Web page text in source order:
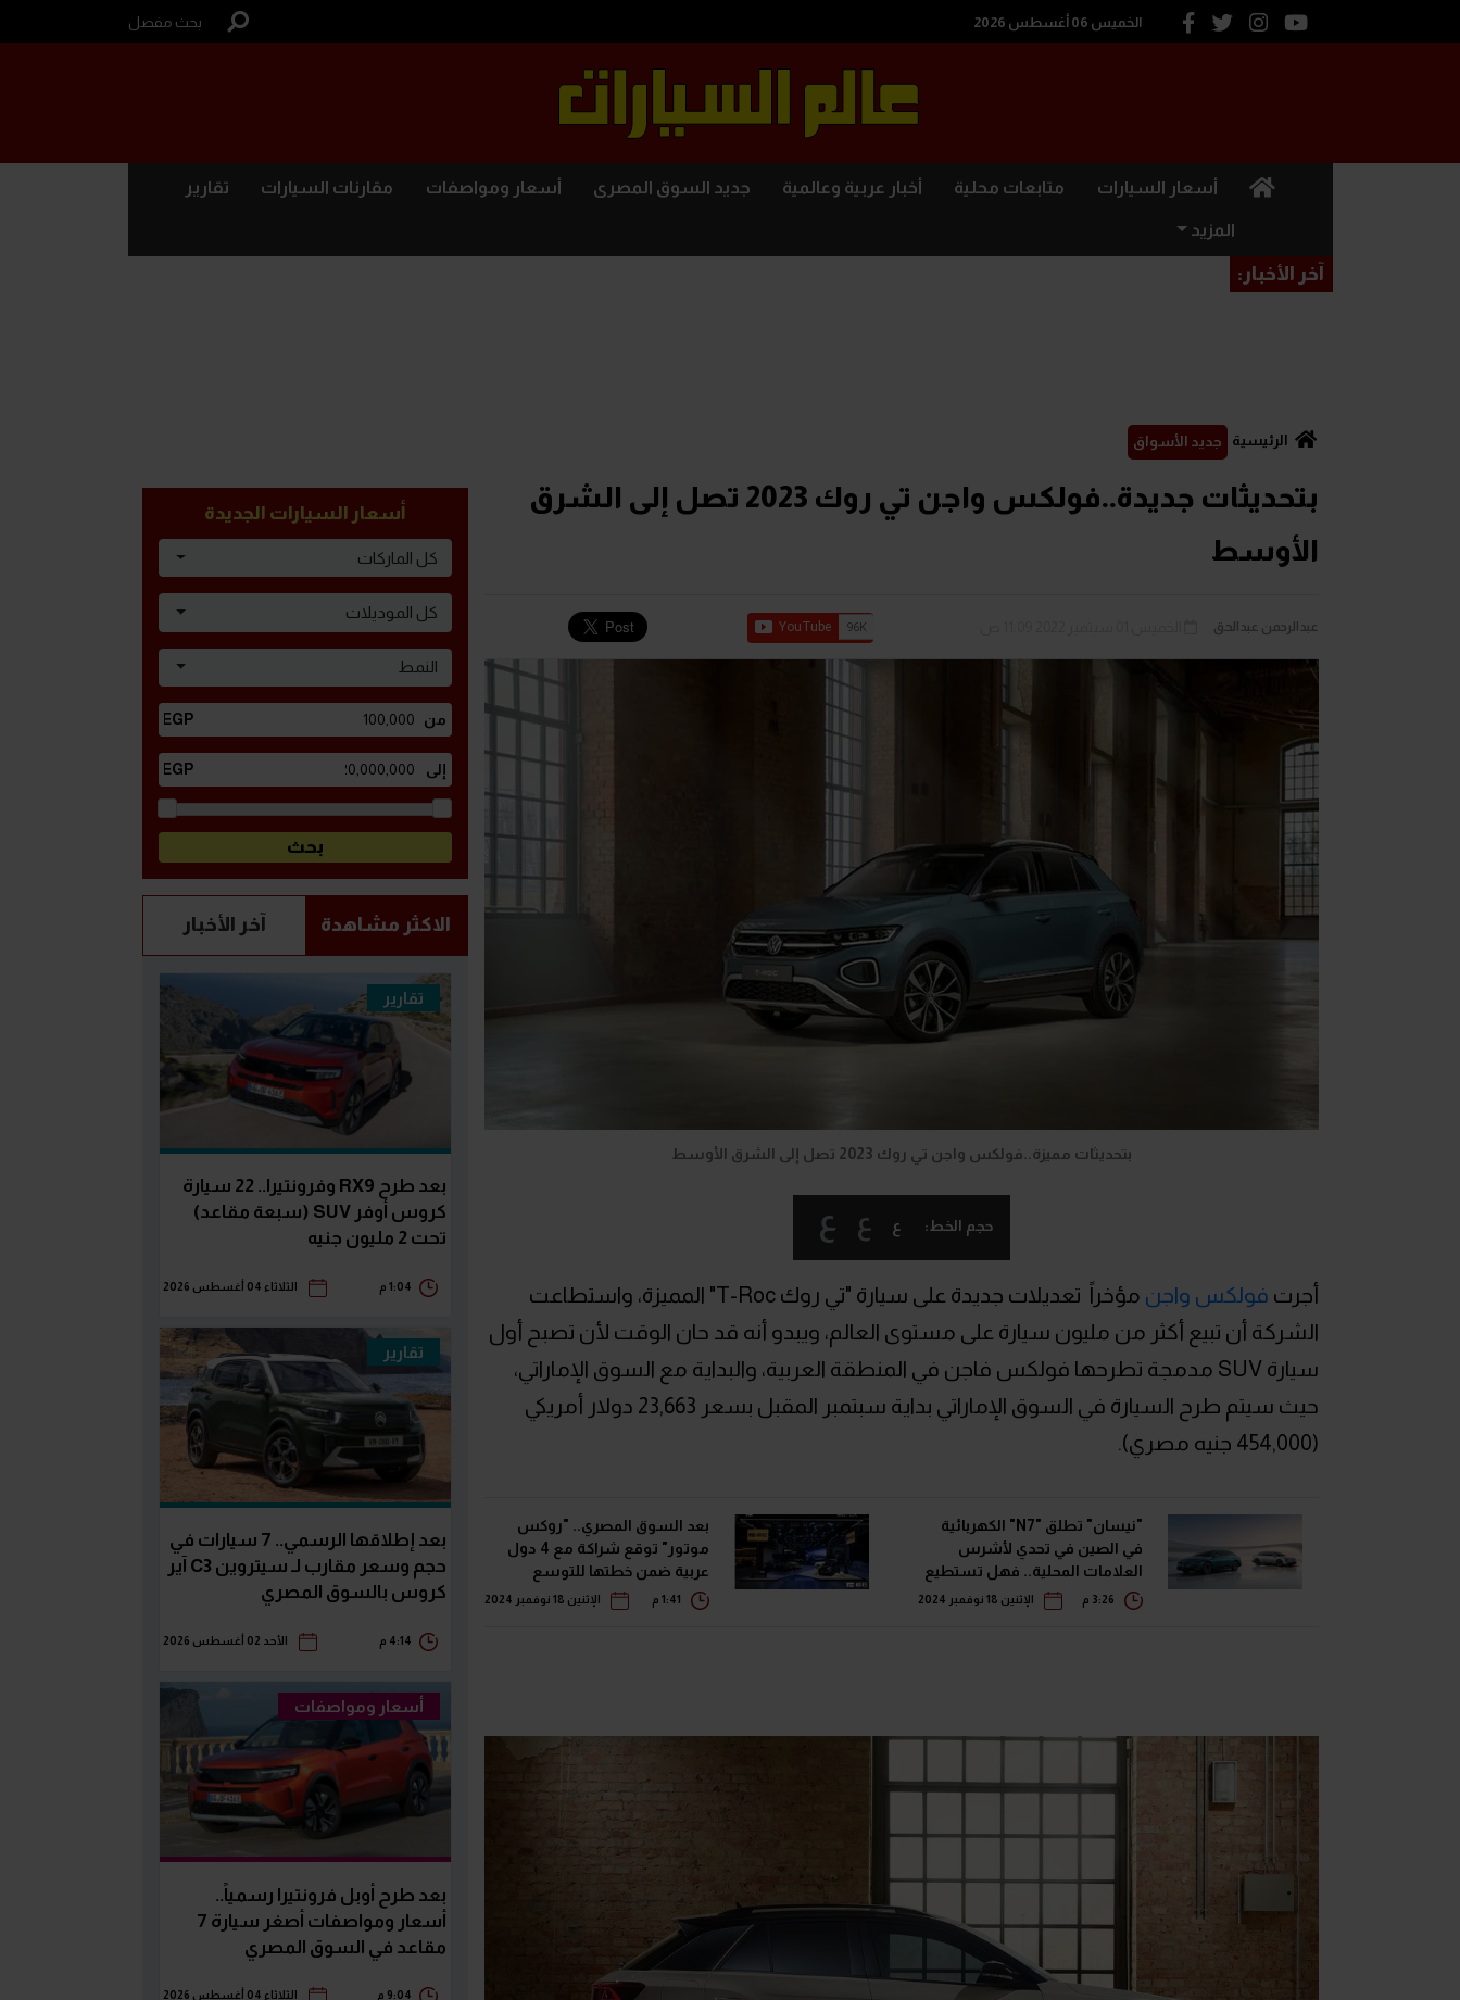
الخميس 06 أغسطس 2026 بحث مفصل
(current) أسعار السيارات متابعات محلية أخبار عربية وعالمية جديد السوق المصرى أسعار ومواصفات مقارنات السيارات تقارير
المزيد
آخر الأخبار:
الرئيسية جديد الأسواق
بتحديثات جديدة..فولكس واجن تي روك 2023 تصل إلى الشرق
الأوسط
عبدالرحمن عبدالحق
بتحديثات مميزة..فولكس واجن تي روك 2023 تصل إلى الشرق الأوسط
حجم الخط: ع ع ع
أجرت فولكس واجن
مؤخراً تعديلات جديدة على سيارة "تي روك T-Roc" المميزة، واستطاعت
الشركة أن تبيع أكثر من مليون سيارة على مستوى العالم، ويبدو أنه قد حان الوقت لأن تصبح أول
سيارة SUV مدمجة تطرحها فولكس فاجن في المنطقة العربية، والبداية مع السوق الإماراتي،
حيث سيتم طرح السيارة في السوق الإماراتي بداية سبتمبر المقبل بسعر 23,663 دولار أمريكي
(454,000 جنيه مصري).
"نيسان" تطلق "N7" الكهربائية
في الصين في تحدي لأشرس
العلامات المحلية.. فهل تستطيع
المواجهة!!
الإثنين 18 نوفمبر 2024
بعد السوق المصري.. "روكس
موتور" توقع شراكة مع 4 دول
عربية ضمن خطتها للتوسع
بالشرق الأوسط
الإثنين 18 نوفمبر 2024
أسعار السيارات الجديدة
كل الماركات
كل الموديلات
النمط
الاكثر مشاهدة آخر الأخبار
تقارير
بعد طرح RX9 وفرونتيرا.. 22 سيارة
كروس أوفر SUV (سبعة مقاعد)
تحت 2 مليون جنيه
1:04 م الثلاثاء 04 أغسطس 2026
تقارير
بعد إطلاقها الرسمي.. 7 سيارات في
حجم وسعر مقارب لـ سيتروين C3 آير
كروس بالسوق المصري
4:14 م الأحد 02 أغسطس 2026
أسعار ومواصفات
بعد طرح أوبل فرونتيرا رسمياً..
أسعار ومواصفات أصغر سيارة 7
مقاعد في السوق المصري
9:04 م الثلاثاء 04 أغسطس 2026